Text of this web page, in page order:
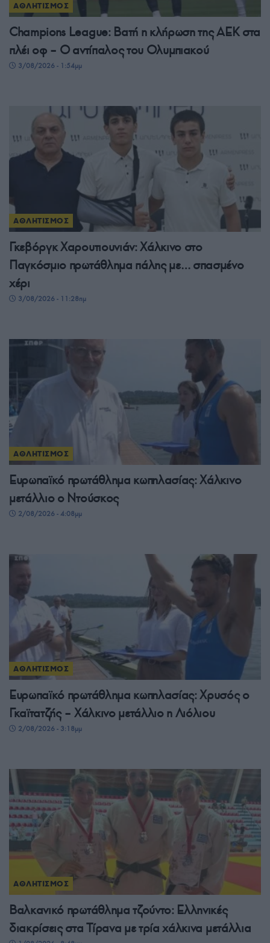
ΑΘΛΗΤΙΣΜΟΣ
Champions League: Βατή η κλήρωση της ΑΕΚ στα
πλέι οφ – Ο αντίπαλος του Ολυμπιακού
3/08/2026 - 1:54μμ
ΑΘΛΗΤΙΣΜΟΣ
Γκεβόργκ Χαρουτιουνιάν: Χάλκινο στο
Παγκόσμιο πρωτάθλημα πάλης με… σπασμένο
χέρι
3/08/2026 - 11:28πμ
ΑΘΛΗΤΙΣΜΟΣ
Ευρωπαϊκό πρωτάθλημα κωπηλασίας: Χάλκινο
μετάλλιο ο Ντούσκος
2/08/2026 - 4:08μμ
ΑΘΛΗΤΙΣΜΟΣ
Ευρωπαϊκό πρωτάθλημα κωπηλασίας: Χρυσός ο
Γκαϊτατζής – Χάλκινο μετάλλιο η Λιόλιου
2/08/2026 - 3:18μμ
ΑΘΛΗΤΙΣΜΟΣ
Βαλκανικό πρωτάθλημα τζούντο: Ελληνικές
διακρίσεις στα Τίρανα με τρία χάλκινα μετάλλια